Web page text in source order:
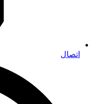
اتصال